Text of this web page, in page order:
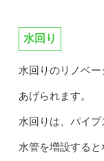
水回り
水回りのリノベー
あげられます。
水回りは、パイ
水管を増設する